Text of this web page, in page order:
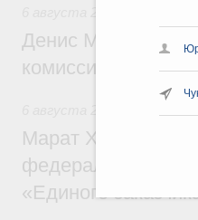
Денис Мантуров
комиссии по
Марат Хуснуллин:
федерального
«Единого